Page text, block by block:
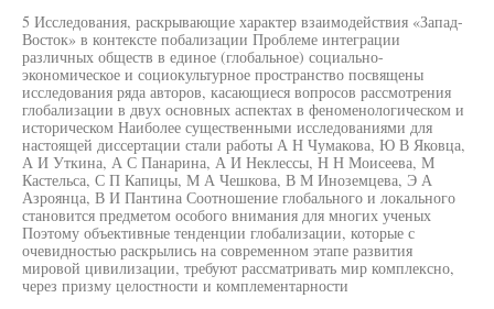
5 Исследования, раскрывающие характер взаимодействия «Запад-
Восток» в контексте побализации Проблеме интеграции
различных обществ в единое (глобальное) социально-
экономическое и социокультурное пространство посвящены
исследования ряда авторов, касающиеся вопросов рассмотрения
глобализации в двух основных аспектах в феноменологическом и
историческом Наиболее существенными исследованиями для
настоящей диссертации стали работы А Н Чумакова, Ю В Яковца,
А И Уткина, А С Панарина, А И Неклессы, Н Н Моисеева, М
Кастельса, С П Капицы, М А Чешкова, В М Иноземцева, Э А
Азроянца, В И Пантина Соотношение глобального и локального
становится предметом особого внимания для многих ученых
Поэтому объективные тенденции глобализации, которые с
очевидностью раскрылись на современном этапе развития
мировой цивилизации, требуют рассматривать мир комплексно,
через призму целостности и комплементарности